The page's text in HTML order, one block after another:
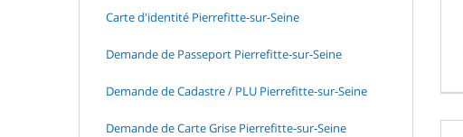
Carte d'identité Pierrefitte-sur-Seine
Demande de Passeport Pierrefitte-sur-Seine
Demande de Cadastre / PLU Pierrefitte-sur-Seine
Demande de Carte Grise Pierrefitte-sur-Seine